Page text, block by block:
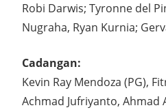
Robi Darwis; Tyronne del
Nugraha, Ryan Kurnia;
Cadangan:
Kevin Ray Mendoza (PG),
Achmad Jufriyanto, Ahmad